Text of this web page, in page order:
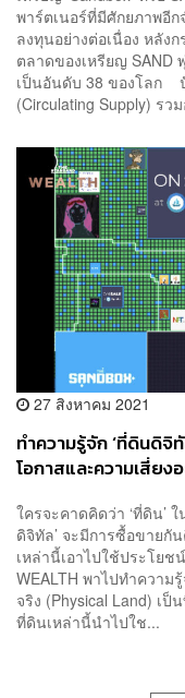
พาร์ตเนอร์ที่มีศักยภาพอี
ลงทุนอย่างต่อเนื่อง หลัง
ตลาดของเหรียญ
เป็นอันดับ 38 ของโลก
(Circulating Supply) รว
27 สิงหาคม 2021
ทำความรู้จัก ‘ที่ดินดิจิ
โอกาสและความเสี่ยง
ใครจะคาดคิดว่า ‘ที่ดิน’
ดิจิทัล’ จะมีการซื้อขาย
เหล่านี้เอาไปใช้ประโยช
WEALTH พาไปทำควา
จริง (Physical Land) เป็
ที่ดินเหล่านี้นำไปใช...